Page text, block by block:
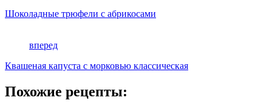
Шоколадные трюфели с абрикосами
вперед
Квашеная капуста с морковью классическая
Похожие рецепты: